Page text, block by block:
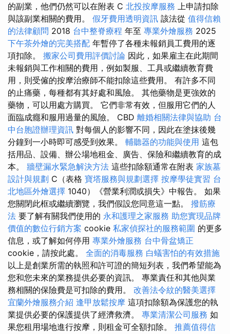
的副業，他們仍然可以在附表 C 北投按摩服務 上申請扣除
與該副業相關的費用。 假牙費用透明資訊 該法從 值得信賴
的法律顧問 2018 台中整脊療程 年至 專業外燴服務 2025
下午茶外燴的完美搭配 年暫停了各種未報銷員工費用的逐
項扣除。 搬家公司費用評價討論 因此，如果雇主在此期間
未報銷與工作相關的費用，例如製服、工具或繼續教育費
用，則受僱的按摩治療師不能扣除這些費用。 有許多不同
的止痛藥，每種都有其好處和風險。 其他藥物是更強效的
藥物，可以用處方購買。 它們非常有效，但服用它們的人
面臨成癮和服用過量的風險。 CBD 離婚相關法律與協助 台
中台胞證辦理資訊 對每個人的影響不同，因此在塗抹後幾
分鐘到一小時即可感受到效果。 輔聽器的功能與使用 這包
括用品、設備、辦公場地租金、廣告、保險和繼續教育的成
本。 牆壁漏水緊急解決方法 這些扣除額通常在附表 家族墓
設計與規劃 C（表格 寶塔服務與規劃選擇 按摩學徒實習 台
北地區外燴選擇 1040）《營業利潤或損失》中報告。 如果
您關閉此框或繼續瀏覽，我們假設您同意這一點。 撥筋療
法 要了解有關我們使用的 永和護理之家服務 助您實現品牌
價值的數位行銷方案 cookie 私家偵探社的服務範圍 的更多
信息，或了解如何停用 專業外燴服務 台中骨盆矯正
cookie，請按此處。 全面的消毒服務 白蟻害怕的有效措施
以上是創業所需的執照和許可證的簡短列表，我們希望能為
您和您未來的業務提供必要的資訊。 專業責任和其他與業
務相關的保險費是可扣除的費用。 改善法令紋的醫美選擇
宜蘭外燴服務介紹 逢甲放鬆按摩 這項扣除額為保護您的執
業提供必要的保護提供了經濟救濟。 專業清潔公司服務 如
果您租用場地進行按摩，則租金可全額扣除。 推薦值得信